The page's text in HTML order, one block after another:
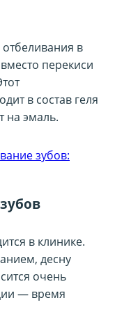
в
перекиси
в состав геля
на эмаль.
зубов:
в клинике.
десну
очень
— время